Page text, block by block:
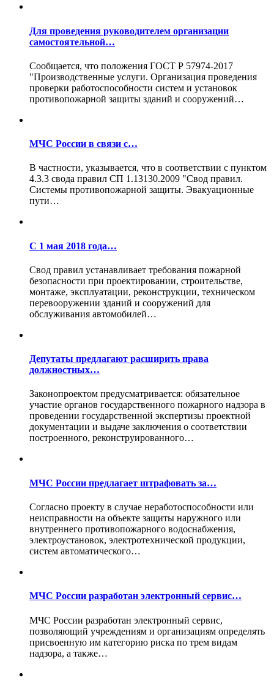
Для проведения руководителем организации
самостоятельной…
Сообщается, что положения ГОСТ Р 57974-2017
"Производственные услуги. Организация проведения
проверки работоспособности систем и установок
противопожарной защиты зданий и сооружений…
МЧС России в связи с…
В частности, указывается, что в соответствии с пунктом
4.3.3 свода правил СП 1.13130.2009 "Свод правил.
Системы противопожарной защиты. Эвакуационные
пути…
С 1 мая 2018 года…
Свод правил устанавливает требования пожарной
безопасности при проектировании, строительстве,
монтаже, эксплуатации, реконструкции, техническом
перевооружении зданий и сооружений для
обслуживания автомобилей…
Депутаты предлагают расширить права
должностных…
Законопроектом предусматривается: обязательное
участие органов государственного пожарного надзора в
проведении государственной экспертизы проектной
документации и выдаче заключения о соответствии
построенного, реконструированного…
МЧС России предлагает штрафовать за…
Согласно проекту в случае неработоспособности или
неисправности на объекте защиты наружного или
внутреннего противопожарного водоснабжения,
электроустановок, электротехнической продукции,
систем автоматического…
МЧС России разработан электронный сервис…
МЧС России разработан электронный сервис,
позволяющий учреждениям и организациям определять
присвоенную им категорию риска по трем видам
надзора, а также…